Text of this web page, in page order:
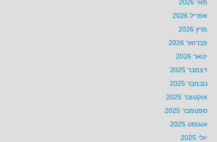
מאי 2026
אפריל 2026
מרץ 2026
פברואר 2026
ינואר 2026
דצמבר 2025
נובמבר 2025
אוקטובר 2025
ספטמבר 2025
אוגוסט 2025
יולי 2025